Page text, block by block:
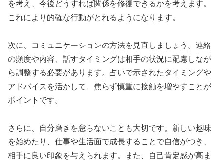
を考え、今後どうすれば関係を修復できるかを考えます。
これにより的確な行動がとれるようになります。
次に、コミュニケーションの方法を見直しましょう。連絡
の頻度や内容、話すタイミングは相手の状況に配慮しなが
ら調整する必要があります。占いで示されたタイミングや
アドバイスを活かして、焦らず慎重に接触を増やすことが
ポイントです。
さらに、自分磨きを怠らないことも大切です。新しい趣味
を始めたり、仕事や生活面で成長することで自信がつき、
相手に良い印象を与えられます。また、自己肯定感が高ま